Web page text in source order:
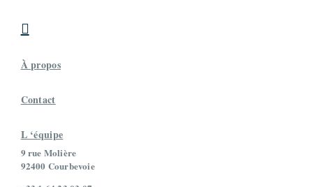
Maître praticien

À propos
Contact
L ‘équipe
9 rue Molière
92400 Courbevoie